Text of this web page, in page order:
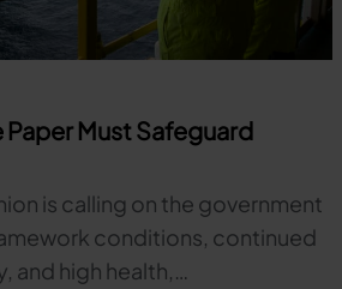
Must Safeguard
is calling on the government
conditions, continued
and high health,…